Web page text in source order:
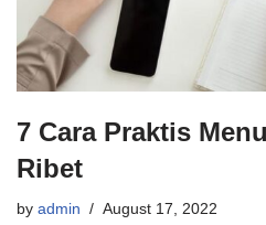
7 Cara Praktis
Ribet
by admin August 17, 2022